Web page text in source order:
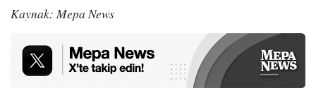
Kaynak: Mepa News